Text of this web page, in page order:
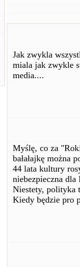
Jak zwykla
miala jak zwykle
media....
Myślę, co za
bałałajkę można
44 lata kultury
niebezpieczna
Niestety, polityka
Kiedy będzie pro